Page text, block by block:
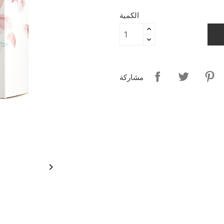

الكمية
مشاركة